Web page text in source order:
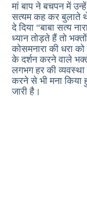
मां बाप ने बचपन में
सत्यम कह कर बुलाते
दे दिया “बाबा सत्य
ध्यान तोड़ते हैं तो
कोसमनारा की धरा
के दर्शन करने वाले
लगभग हर की
करने से भी मना
जारी है।